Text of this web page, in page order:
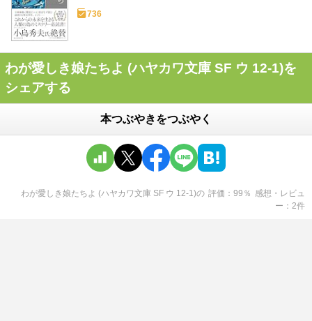
736
わが愛しき娘たちよ (ハヤカワ文庫 SF ウ 12-1)を
シェアする
本つぶやきをつぶやく
わが愛しき娘たちよ (ハヤカワ文庫 SF ウ 12-1)の 評価 99 ％ 感想・レビュ
ー
2件